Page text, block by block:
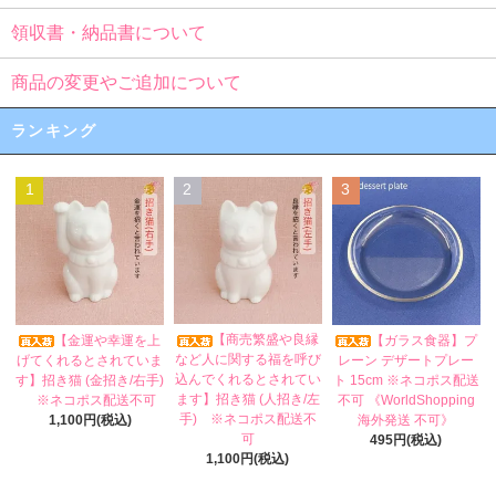
領収書・納品書について
商品の変更やご追加について
ランキング
1
【金運や幸運を上
げてくれるとされていま
す】招き猫 (金招き/右手)
※ネコポス配送不可
1,100円(税込)
2
【商売繁盛や良縁
など人に関する福を呼び
込んでくれるとされてい
ます】招き猫 (人招き/左
手) ※ネコポス配送不
可
1,100円(税込)
3
【ガラス食器】プ
レーン デザートプレー
ト 15cm ※ネコポス配送
不可 《WorldShopping
海外発送 不可》
495円(税込)